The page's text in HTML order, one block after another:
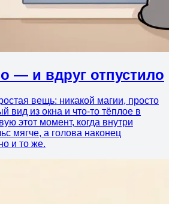
— и вдруг отпустило
вещь: никакой магии, просто
вид из окна и что-то тёплое в
этот момент, когда внутри
мягче, а голова наконец
и то же.